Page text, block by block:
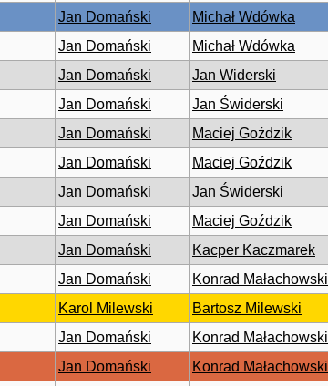
Jan Domański Michał Wdówka
Jan Domański Michał Wdówka
Jan Domański Jan Widerski
Jan Domański Jan Świderski
Jan Domański Maciej Goździk
Jan Domański Maciej Goździk
Jan Domański Jan Świderski
Jan Domański Maciej Goździk
Jan Domański Kacper Kaczmarek
Jan Domański Konrad Małachowski
Karol Milewski Bartosz Milewski
Jan Domański Konrad Małachowski
Jan Domański Konrad Małachowski